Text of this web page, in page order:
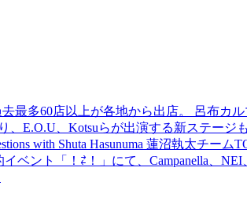
最多60店以上が各地から出店。 呂布カ
E.O.U、Kotsuらが出演する新ステージも
with Shuta Hasunuma 蓮沼執太チーム
ベント「！⇄！」にて、Campanella、